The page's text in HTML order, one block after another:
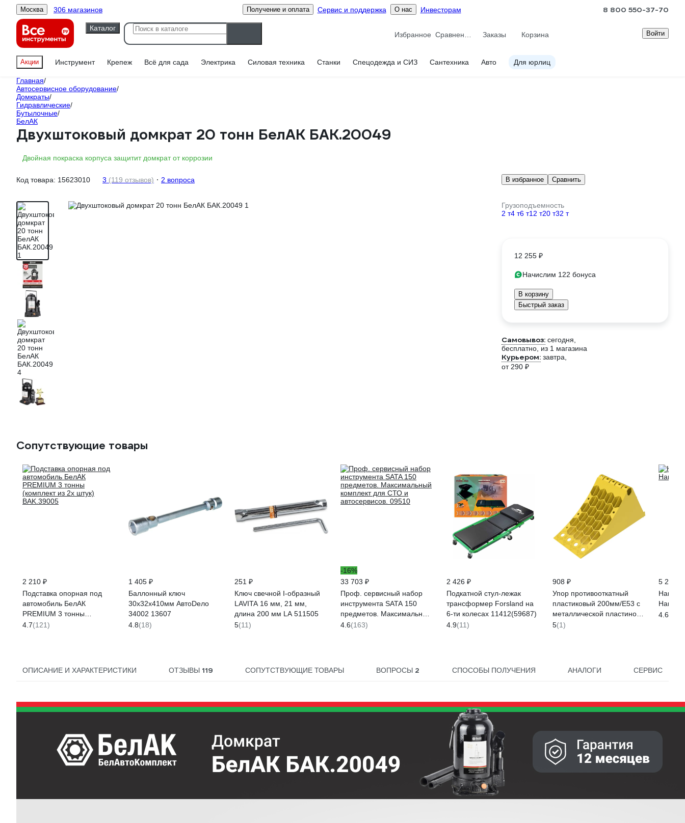
Москва 306 магазинов Получение и оплата Сервис и поддержка О нас Инвесторам 8 800 550-37-70
Каталог
Избранное
Заказы Корзина Войти
Акции Инструмент Крепеж Всё для сада Электрика Силовая техника Станки Спецодежда и СИЗ Сантехника Авто Для юрлиц
Главная/
Автосервисное оборудование/
Домкраты/
Гидравлические/
Бутылочные/
БелАК
Двухштоковый домкрат 20 тонн БелАК БАК.20049
Двойная покраска корпуса защитит домкрат от коррозии
Код товара: 15623010 3 (119 отзывов) 2 вопроса В избранное Сравнить
Грузоподъемность
2 т4 т6 т12 т20 т32 т
12 255 ₽
Начислим 122 бонуса
В корзину
Быстрый заказ
Самовывоз: сегодня,
бесплатно , из 1 магазина
Курьером: завтра,
от 290 ₽
Сопутствующие товары
2 210 ₽
Подставка опорная под
автомобиль БелАК
PREMIUM 3 тонны
(комплект из 2х штук)
4.7(121)
1 405 ₽
Баллонный ключ
30х32х410мм АвтоDело
34002 13607
4.8(18)
251 ₽
Ключ свечной I-образный
LAVITA 16 мм, 21 мм,
длина 200 мм LA 511505
5(11)
-16%
33 703 ₽
Проф. сервисный набор
инструмента SATA 150
предметов. Максимальный
комплект для СТО и
4.6(163)
2 426 ₽
Подкатной стул-лежак
трансформер Forsland на
6-ти колесах 11412(59687)
4.9(11)
908 ₽
Упор противооткатный
пластиковый 200мм/E53 с
металлической пластиной
противоскольжения ТМР
5(1)
5 290 ₽
Hard 1
4.6
ОПИСАНИЕ И ХАРАКТЕРИСТИКИ ОТЗЫВЫ 119 СОПУТСТВУЮЩИЕ ТОВАРЫ ВОПРОСЫ 2 СПОСОБЫ ПОЛУЧЕНИЯ АНАЛОГИ СЕРВИС